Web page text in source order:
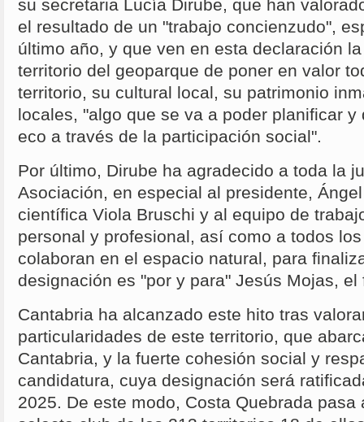
su secretaria Lucía Dirube, que han
el resultado de un "trabajo concienzudo",
último año, y que ven en esta declaración
territorio del geoparque de poner en valor
territorio, su cultural local, su patrimonio
locales, "algo que se va a poder planificar
eco a través de la participación social".
Por último, Dirube ha agradecido a toda la
Asociación, en especial al presidente,
científica Viola Bruschi y al equipo de
personal y profesional, así como a todos
colaboran en el espacio natural, para
designación es "por y para" Jesús Mojas,
Cantabria ha alcanzado este hito tras
particularidades de este territorio, que
Cantabria, y la fuerte cohesión social y
candidatura, cuya designación será
2025. De este modo, Costa Quebrada pasa